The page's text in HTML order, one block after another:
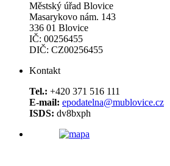
Městský úřad Blovice
Masarykovo nám. 143
336 01 Blovice
IČ: 00256455
DIČ: CZ00256455
Kontakt
Tel.: +420 371 516 111
E-mail: epodatelna@mublovice.cz
ISDS: dv8bxph